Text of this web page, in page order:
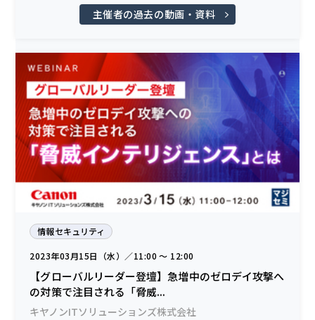
主催者の過去の動画・資料
情報セキュリティ
2023年03月15日（水）／11:00 〜 12:00
【グローバルリーダー登壇】急増中のゼロデイ攻撃へ
の対策で注目される「脅威...
キヤノンITソリューションズ株式会社